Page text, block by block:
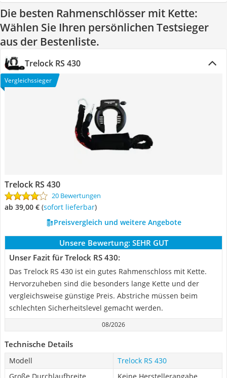
Die besten Rahmenschlösser mit Kette:
Wählen Sie Ihren persönlichen Testsieger
aus der Bestenliste.
Trelock RS 430
Vergleichssieger
Trelock RS 430
20 Bewertungen
ab 39,00 € ( Sofort lieferbar)
Preisvergleich und weitere Angebote
Unsere Bewertung: SEHR GUT
Unser Fazit für Trelock RS 430:
Das Trelock RS 430 ist ein gutes Rahmenschloss mit Kette.
Hervorzuheben sind die besonders lange Kette und der
vergleichsweise günstige Preis. Abstriche müssen beim
schlechten Sicherheitslevel gemacht werden.
08/2026
Technische Details
Modell
Trelock RS 430